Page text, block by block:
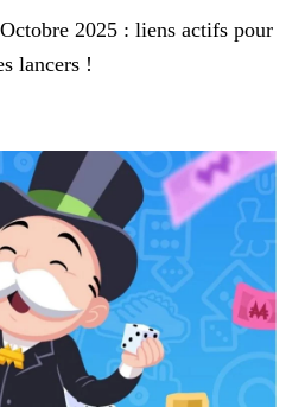
2025 : liens actifs pour
lancers !